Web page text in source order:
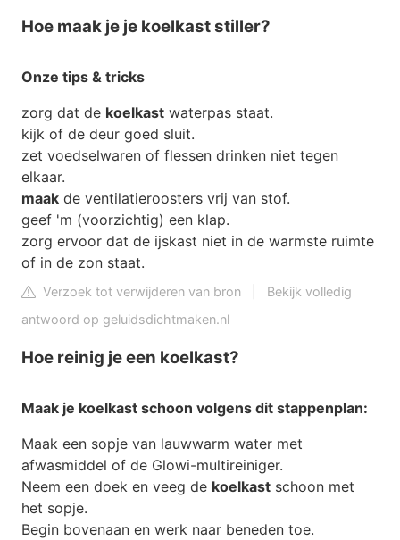
Hoe maak je je koelkast stiller?
Onze tips & tricks
zorg dat de koelkast waterpas staat.
kijk of de deur goed sluit.
zet voedselwaren of flessen drinken niet tegen
elkaar.
maak de ventilatieroosters vrij van stof.
geef 'm (voorzichtig) een klap.
zorg ervoor dat de ijskast niet in de warmste ruimte
of in de zon staat.
Verzoek tot verwijderen van bron
Bekijk volledig
antwoord op geluidsdichtmaken.nl
Hoe reinig je een koelkast?
Maak je koelkast schoon volgens dit stappenplan:
Maak een sopje van lauwwarm water met
afwasmiddel of de Glowi-multireiniger.
Neem een doek en veeg de koelkast schoon met
het sopje.
Begin bovenaan en werk naar beneden toe.